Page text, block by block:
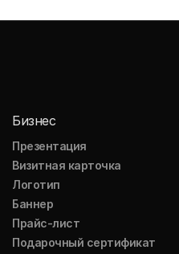
Бизнес
Презентация
Визитная карточка
Логотип
Баннер
Прайс-лист
Подарочный сертификат